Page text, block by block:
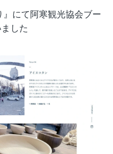
』にて阿寒観光協会ブー
した